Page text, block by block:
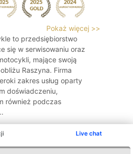
Live chat
Pokaż więcej >>
to przedsiębiorstwo
się w serwisowaniu oraz
mające swoją
Raszyna. Firma
zakres usług oparty
doświadczeniu,
również podczas